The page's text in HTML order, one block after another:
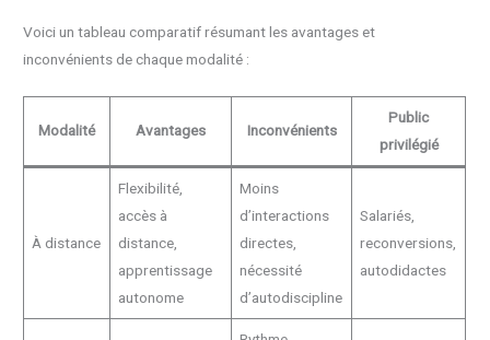
Voici un tableau comparatif résumant les avantages et
inconvénients de chaque modalité :
Modalité Avantages Inconvénients
Public
privilégié
À distance
Flexibilité,
accès à
distance,
apprentissage
autonome
Moins
d’interactions
directes,
nécessité
d’autodiscipline
Salariés,
reconversions,
autodidactes